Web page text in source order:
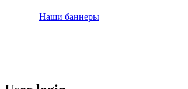
Наши баннеры